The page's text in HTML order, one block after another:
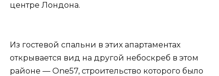
центре Лондона.
Из гостевой спальни в этих апартаментах
открывается вид на другой небоскреб в этом
районе — One57, строительство которого было